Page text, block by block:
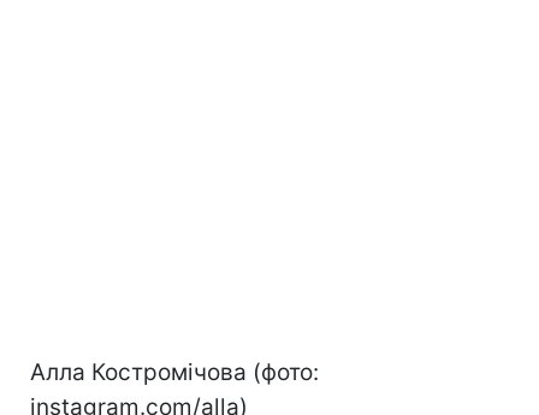
Алла Костромічова (фото:
instagram.com/alla)